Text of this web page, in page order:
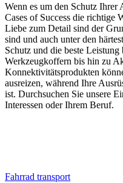
Wenn es um den Schutz
Cases of Success die richtige
Liebe zum Detail sind der
sind und auch unter den
Schutz und die beste
Werkzeugkoffern bis hin zu
Konnektivitätsprodukten
ausreizen, während Ihre
ist. Durchsuchen Sie unsere
Interessen oder Ihrem Beruf.
Fahrrad transport